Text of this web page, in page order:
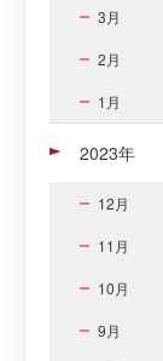
3月
2月
1月
2023年
12月
11月
10月
9月